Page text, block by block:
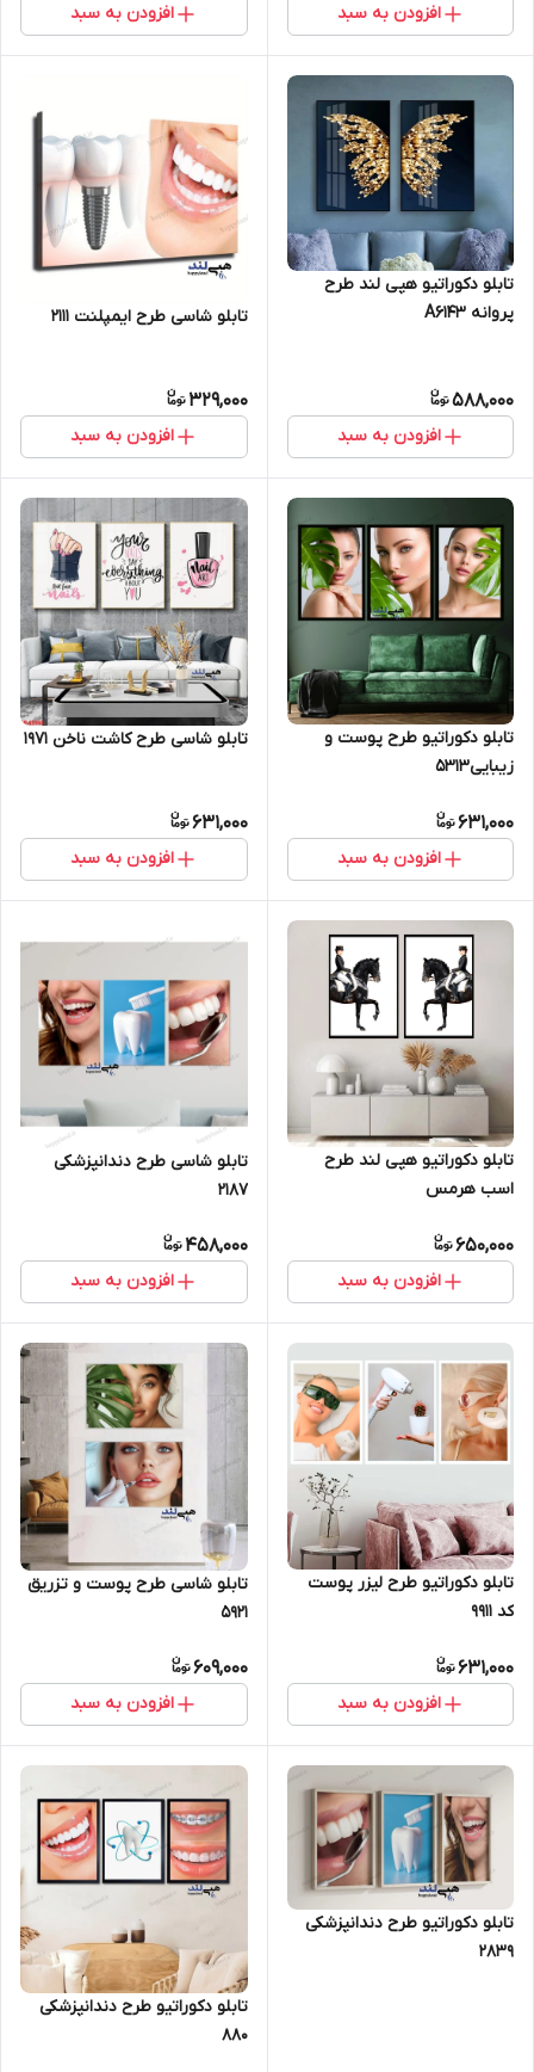
افزودن به سبد افزودن به سبد
تابلو دکوراتیو هپی لند طرح
پروانه A6143
588,000
افزودن به سبد
تابلو شاسی طرح ایمپلنت 2111
329,000
افزودن به سبد
تابلو دکوراتیو طرح پوست و
زیبایی5313
631,000
افزودن به سبد
تابلو شاسی طرح کاشت ناخن 1971
631,000
افزودن به سبد
تابلو دکوراتیو هپی لند طرح
اسب هرمس
650,000
افزودن به سبد
تابلو شاسی طرح دندانپزشکی
2187
458,000
افزودن به سبد
تابلو دکوراتیو طرح لیزر پوست
کد 9911
631,000
افزودن به سبد
تابلو شاسی طرح پوست و تزریق
5921
609,000
افزودن به سبد
تابلو دکوراتیو طرح دندانپزشکی
2839
تابلو دکوراتیو طرح دندانپزشکی
880